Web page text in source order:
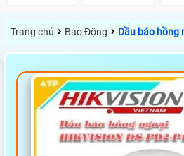
Trang chủ › Báo Động › Dầu báo hồng